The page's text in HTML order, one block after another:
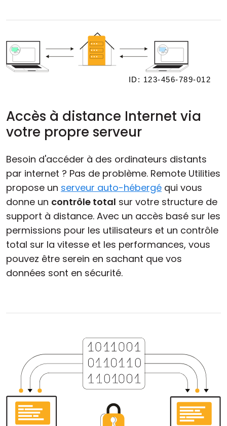
Accès à distance Internet via
votre propre serveur
Besoin d'accéder à des ordinateurs distants
par internet ? Pas de problème. Remote Utilities
propose un serveur auto-hébergé qui vous
donne un contrôle total sur votre structure de
support à distance. Avec un accès basé sur les
permissions pour les utilisateurs et un contrôle
total sur la vitesse et les performances, vous
pouvez être serein en sachant que vos
données sont en sécurité.